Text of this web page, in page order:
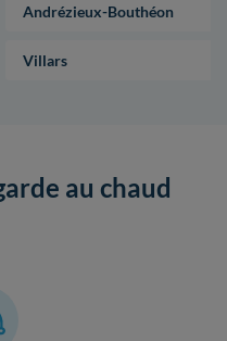
Andrézieux-Bouthéon
Villars
au chaud